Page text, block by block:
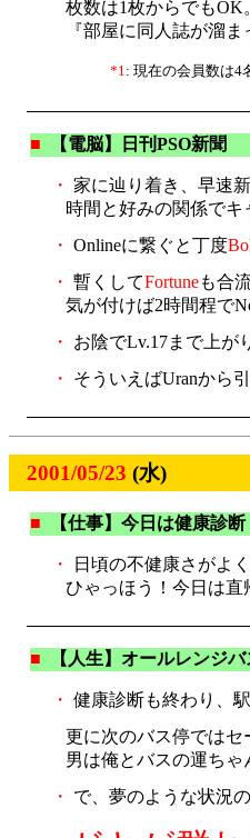
枚数は1枚からでもOK
『部屋に同人誌が溜
*1 : 現在の会員数は4
■ 【電脳】日刊PSO新聞
・ 家に辿り着き、早速
時間と好みの関係でキ
・ Onlineに繋ぐと丁度
・ 暫くしてFortuneも合
気が付けば2時間程で
・
お陰でLv.17まで上が
・
そういえばUranから
2001/05/23 (水)
■ 【仕事】今日は健康診断
・
日頃の不健康さがよ
ひゃっほう！今日は直
■ 【人生】オールレンジバ
・ 健康診断も終わり、
更に次のバス停ではセ
男は俺とバスの運ちゃ
・
で、夢のような状況